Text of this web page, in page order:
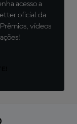
acesso a
oficial da
vídeos